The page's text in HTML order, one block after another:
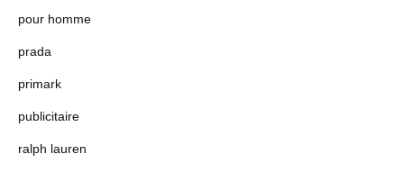
pour homme
prada
primark
publicitaire
ralph lauren